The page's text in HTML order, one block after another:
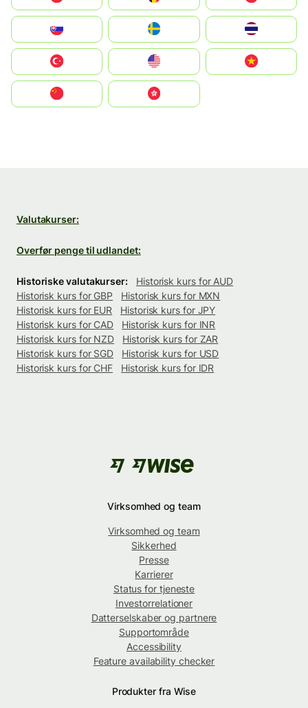
United States
中國香港特別行政區
Valutakurser:
Overfør penge til udlandet:
Historiske valutakurser:
Historisk kurs for AUD
Historisk kurs for GBP
Historisk kurs for MXN
Historisk kurs for EUR
Historisk kurs for JPY
Historisk kurs for CAD
Historisk kurs for INR
Historisk kurs for NZD
Historisk kurs for ZAR
Historisk kurs for SGD
Historisk kurs for USD
Historisk kurs for CHF
Historisk kurs for IDR
Virksomhed og team
Virksomhed og team
Sikkerhed
Presse
Karrierer
Status for tjeneste
Investorrelationer
Datterselskaber og partnere
Supportområde
Accessibility
Feature availability checker
Produkter fra Wise